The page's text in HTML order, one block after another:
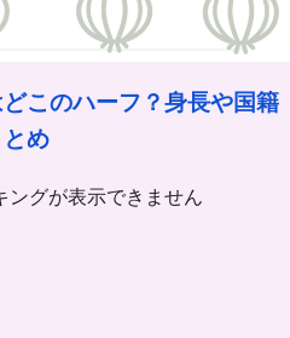
このハーフ？身長や国籍
め
ングが表示できません